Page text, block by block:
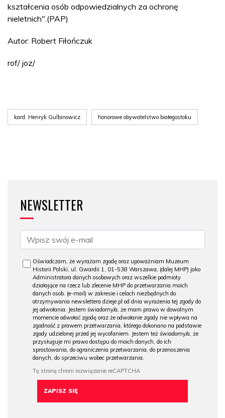
kształcenia osób odpowiedzialnych za ochronę
nieletnich".(PAP)
Autor: Robert Fiłończuk
rof/ joz/
kard. Henryk Gulbinowicz honorowe obywatelstwo białegostoku
NEWSLETTER
Oświadczam, że wyrażam zgodę oraz upoważniam Muzeum
Historii Polski, ul. Gwardii 1, 01-538 Warszawa, (dalej MHP) jako
Administratora danych osobowych oraz wszelkie podmioty
działające na rzecz lub zlecenie MHP do przetwarzania moich
danych osob. (e-mail) w zakresie i celach niezbędnych do
otrzymywania newslettera dzieje.pl od dnia wyrażenia tej zgody do
jej odwołania. Jestem świadomy/a, że mam prawo w dowolnym
momencie odwołać zgodę oraz że odwołanie zgody nie wpływa na
zgodność z prawem przetwarzania, którego dokonano na podstawie
zgody udzielonej przed jej wycofaniem. Jestem też świadomy/a, że
przysługuje mi prawo dostępu do moich danych, do ich
sprostowania, do ograniczenia przetwarzania, do przenoszenia
danych, do sprzeciwu wobec przetwarzania.